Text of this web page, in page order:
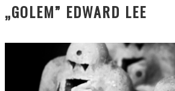
„GOLEM” EDWARD LEE